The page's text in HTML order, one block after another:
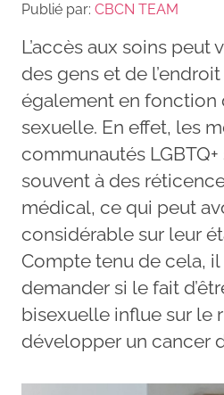
Publié par: CBCN TEAM
L’accès aux soins peut
des gens et de l’endroit
également en fonction
sexuelle. En effet, les
communautés
souvent à des
médical, ce qui peut
considérable sur leur
Compte tenu de cela,
demander si le fait
bisexuelle influe sur le
développer un cancer